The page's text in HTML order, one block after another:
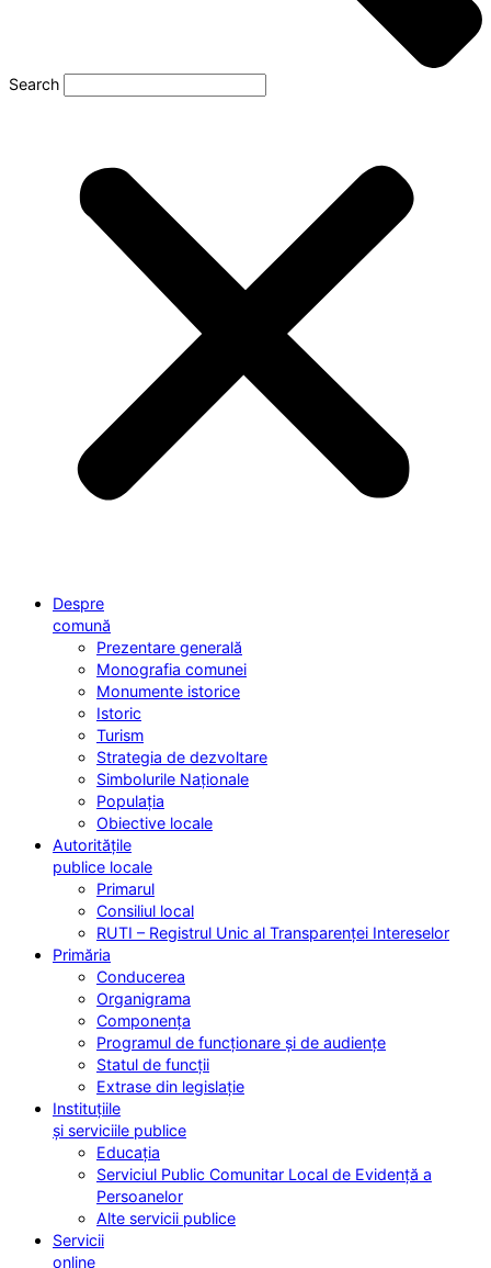
Search
Despre
comună
Prezentare generală
Monografia comunei
Monumente istorice
Istoric
Turism
Strategia de dezvoltare
Simbolurile Naționale
Populația
Obiective locale
Autoritățile
publice locale
Primarul
Consiliul local
RUTI – Registrul Unic al Transparenței Intereselor
Primăria
Conducerea
Organigrama
Componența
Programul de funcționare și de audiențe
Statul de funcții
Extrase din legislație
Instituțiile
și serviciile publice
Educația
Serviciul Public Comunitar Local de Evidență a
Persoanelor
Alte servicii publice
Servicii
online